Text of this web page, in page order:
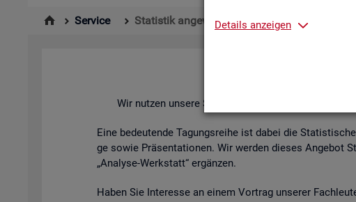
Details anzeigen
Service Statistik angewendet
Wir nut­zen un­se­re Sta­tis­ti­ken zur Ana­ly­se
Eine be­deu­ten­de Ta­gungs­rei­he ist dabei die
ge sowie Prä­sen­ta­tio­nen. Wir wer­den die­ses An­ge­bot
„Ana­ly­se-Werk­statt“ er­gän­zen.
Haben Sie In­ter­es­se an einem Vor­trag un­se­rer